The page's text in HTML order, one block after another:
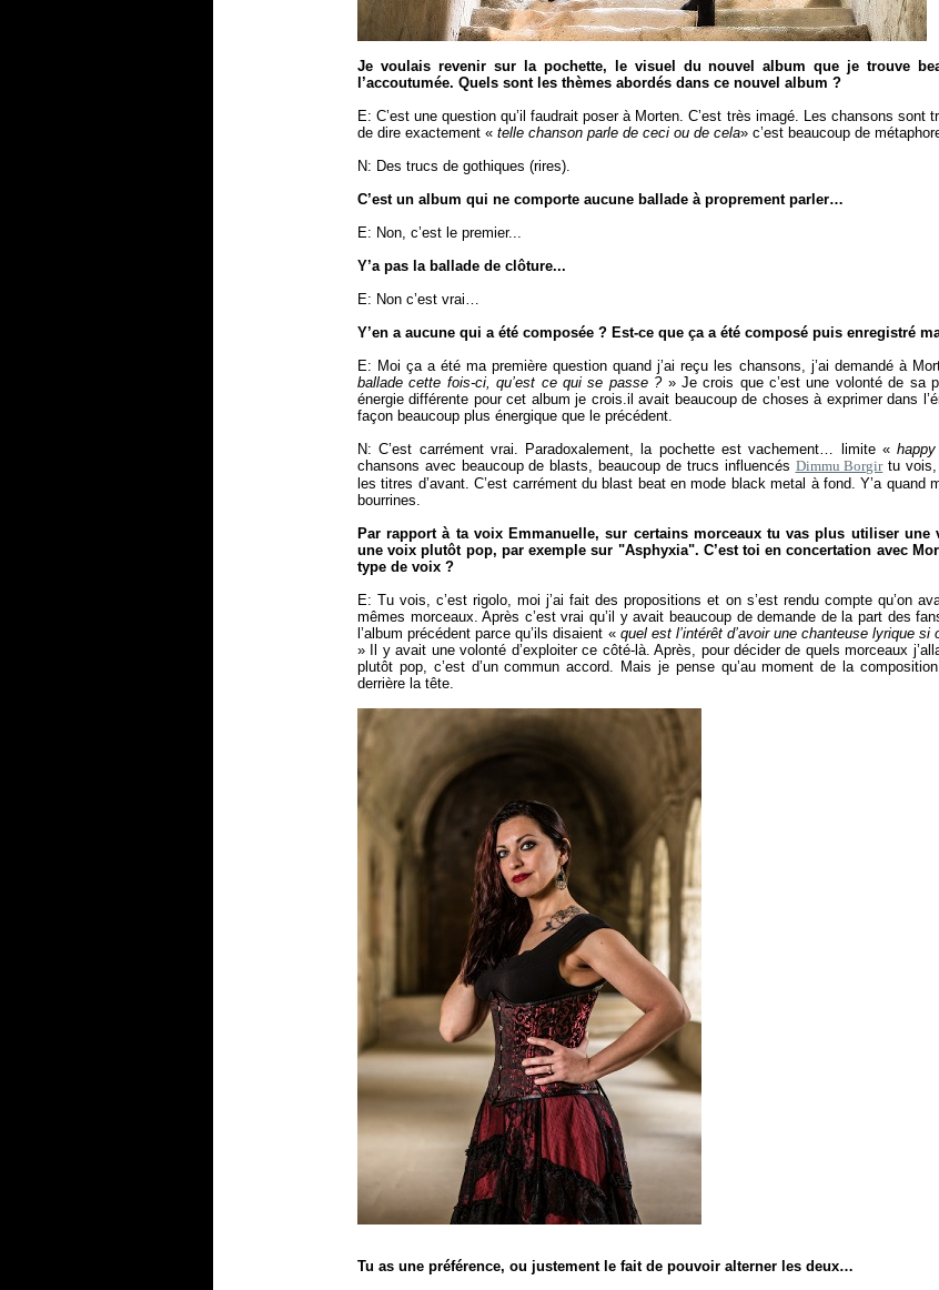
Je voulais revenir sur la pochette, le visuel du nouvel album que je trouve
l’accoutumée. Quels sont les thèmes abordés dans ce nouvel album ?
E: C’est une question qu’il faudrait poser à Morten. C’est très imagé. Les chansons sont
de dire exactement « telle chanson parle de ceci ou de cela» c’est beaucoup de
N: Des trucs de gothiques (rires).
C’est un album qui ne comporte aucune ballade à proprement parler…
E: Non, c’est le premier...
Y’a pas la ballade de clôture...
E: Non c’est vrai…
Y’en a aucune qui a été composée ? Est-ce que ça a été composé puis enregistré
E: Moi ça a été ma première question quand j’ai reçu les chansons, j’ai demandé à
ballade cette fois-ci, qu’est ce qui se passe ? » Je crois que c’est une volonté de sa
énergie différente pour cet album je crois.il avait beaucoup de choses à exprimer dans
façon beaucoup plus énergique que le précédent.
N: C’est carrément vrai. Paradoxalement, la pochette est vachement… limite «happy
chansons avec beaucoup de blasts, beaucoup de trucs influencés Dimmu Borgirtu vois,
les titres d’avant. C’est carrément du blast beat en mode black metal à fond. Y’a quand
bourrines.
Par rapport à ta voix Emmanuelle, sur certains morceaux tu vas plus utiliser une
une voix plutôt pop, par exemple sur "Asphyxia". C’est toi en concertation avec
type de voix ?
E: Tu vois, c’est rigolo, moi j’ai fait des propositions et on s’est rendu compte qu’on
mêmes morceaux. Après c’est vrai qu’il y avait beaucoup de demande de la part des
l’album précédent parce qu’ils disaient « quel est l’intérêt d’avoir une chanteuse lyrique
» Il y avait une volonté d’exploiter ce côté-là. Après, pour décider de quels morceaux
plutôt pop, c’est d’un commun accord. Mais je pense qu’au moment de la
derrière la tête.
Tu as une préférence, ou justement le fait de pouvoir alterner les deux…